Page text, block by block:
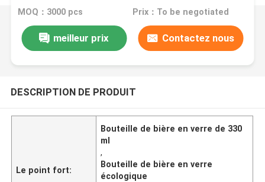
bières
MOQ：3000 pcs Prix：To be negotiated
meilleur prix Contactez nous
DESCRIPTION DE PRODUIT
Le point fort:
Bouteille de bière en verre de 330
ml
,
Bouteille de bière en verre
écologique